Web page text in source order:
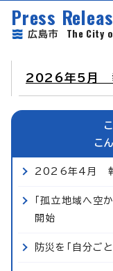
Press
広島市 The City
2026年5月
こ
2026年4月 報
「孤立地域へ空
開始
防災を「自分ご